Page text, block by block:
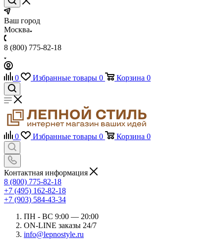
Ваш город
Москва
8 (800) 775-82-18
0 Избранные товары 0 Корзина 0
0 Избранные товары 0 Корзина 0
Контактная информация
8 (800) 775-82-18
+7 (495) 162-82-18
+7 (903) 584-43-34
ПН - ВС 9:00 — 20:00
ON-LINE заказы 24/7
info@lepnostyle.ru